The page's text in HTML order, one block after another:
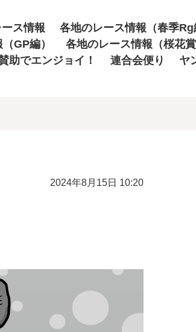
ス情報 各地のレース情報（春季Rg
GP編）
各地のレース情報（桜花賞
助でエンジョイ！ 連合会便り ヤ
2024年8月15日 10:20